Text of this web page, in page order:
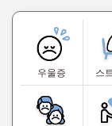
우울증 스